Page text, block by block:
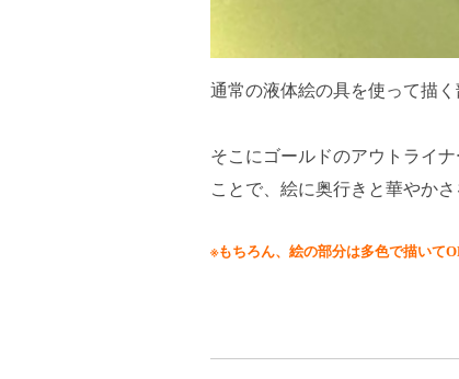
通常の液体絵の具を使って描
そこにゴールドのアウトライ
ことで、絵に奥行きと華やか
※もちろん、絵の部分は多色で描いて